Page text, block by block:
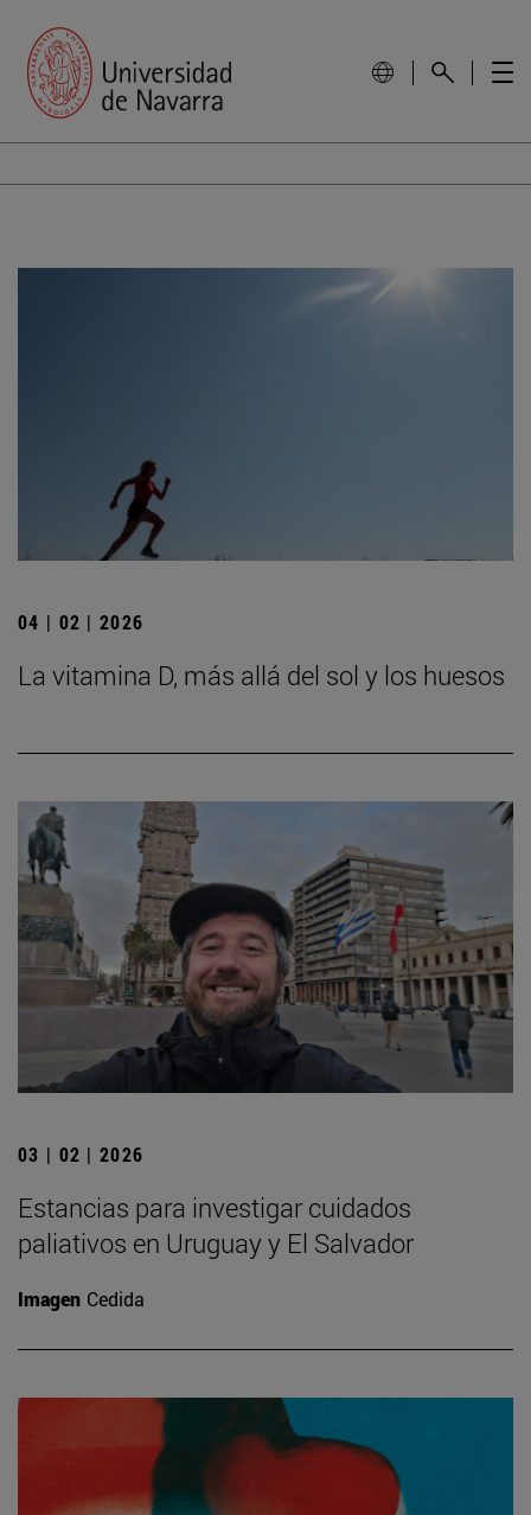
04 | 02 | 2026
La vitamina D, más allá del sol y los huesos
03 | 02 | 2026
Estancias para investigar cuidados
paliativos en Uruguay y El Salvador
Imagen Cedida